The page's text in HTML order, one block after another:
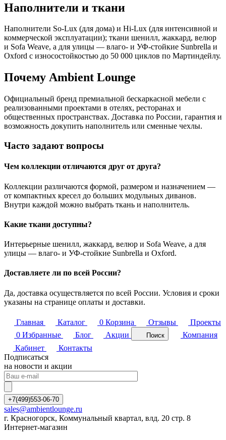
Наполнители и ткани
Наполнители So-Lux (для дома) и Hi-Lux (для интенсивной и
коммерческой эксплуатации); ткани шенилл, жаккард, велюр
и Sofa Weave, а для улицы — влаго- и УФ-стойкие Sunbrella и
Oxford с износостойкостью до 50 000 циклов по Мартиндейлу.
Почему Ambient Lounge
Официальный бренд премиальной бескаркасной мебели с
реализованными проектами в отелях, ресторанах и
общественных пространствах. Доставка по России, гарантия и
возможность докупить наполнитель или сменные чехлы.
Часто задают вопросы
Чем коллекции отличаются друг от друга?
Коллекции различаются формой, размером и назначением —
от компактных кресел до больших модульных диванов.
Внутри каждой можно выбрать ткань и наполнитель.
Какие ткани доступны?
Интерьерные шенилл, жаккард, велюр и Sofa Weave, а для
улицы — влаго- и УФ-стойкие Sunbrella и Oxford.
Доставляете ли по всей России?
Да, доставка осуществляется по всей России. Условия и сроки
указаны на странице оплаты и доставки.
Главная Каталог 0 Корзина Отзывы
Проекты
0 Избранные Блог Акции Поиск
Компания
Кабинет
Контакты
Подписаться
на новости и акции
+7(499)553-06-70
sales@ambientlounge.ru
г. Красногорск, Коммунальный квартал, влд. 20 стр. 8
Интернет-магазин